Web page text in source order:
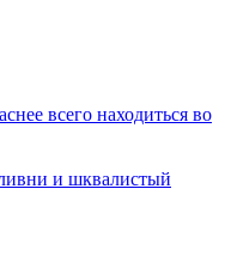
всего находиться во
и шквалистый